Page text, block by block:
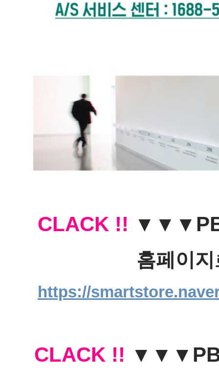
CLACK !! ▼▼▼
홈페이지
https://
CLACK !! ▼▼▼